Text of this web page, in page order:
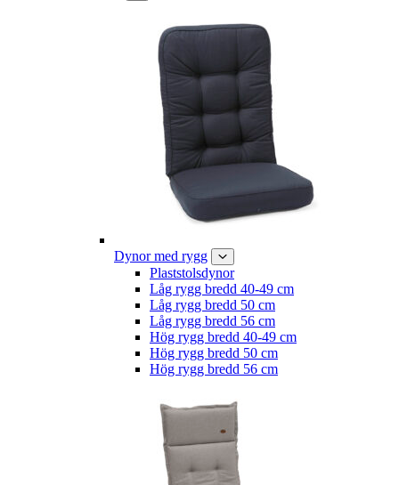
Dynor med rygg
Plaststolsdynor
Låg rygg bredd 40-49 cm
Låg rygg bredd 50 cm
Låg rygg bredd 56 cm
Hög rygg bredd 40-49 cm
Hög rygg bredd 50 cm
Hög rygg bredd 56 cm